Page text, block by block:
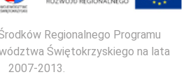
Regionalnego Programu
Świętokrzyskiego na lata
2007-2013.